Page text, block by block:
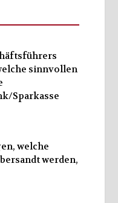
sinnvollen
Sparkasse
welche
werden,